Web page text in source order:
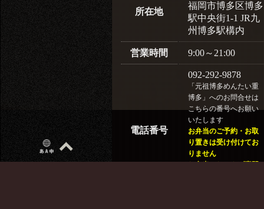
所在地
福岡市博多区博多
駅中央街1-1 JR九
州博多駅構内
営業時間 9:00～21:00
電話番号
092-292-9878
「元祖博多めんたい重
博多」へのお問合せは
こちらの番号へお願い
いたします
お弁当のご予約・お取
り置きは受け付けてお
りません